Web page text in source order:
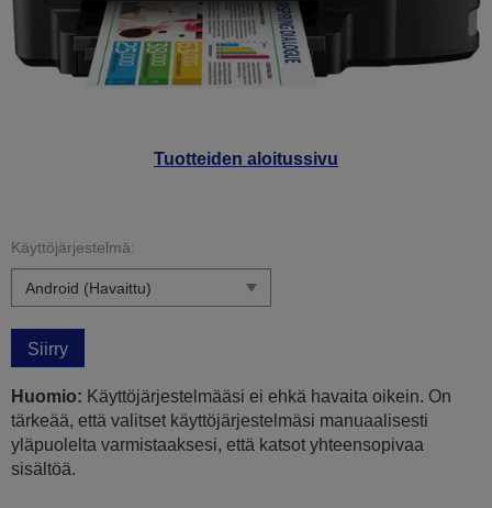
Tuotteiden aloitussivu
Käyttöjärjestelmä:
Siirry
Huomio: Käyttöjärjestelmääsi ei ehkä havaita oikein. On
tärkeää, että valitset käyttöjärjestelmäsi manuaalisesti
yläpuolelta varmistaaksesi, että katsot yhteensopivaa
sisältöä.